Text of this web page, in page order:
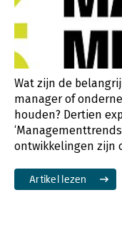
Wat zijn de
manager of
houden? Dertien
ontwikkelingen zijn
Artikel lezen